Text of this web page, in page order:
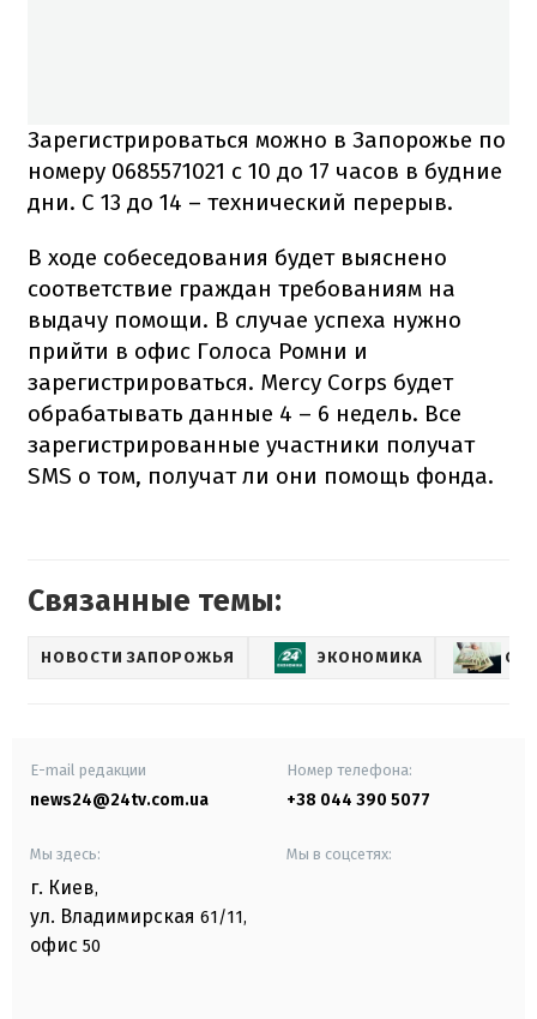
Зарегистрироваться можно в Запорожье по
номеру 0685571021 с 10 до 17 часов в будние
дни. С 13 до 14 – технический перерыв.
В ходе собеседования будет выяснено
соответствие граждан требованиям на
выдачу помощи. В случае успеха нужно
прийти в офис Голоса Ромни и
зарегистрироваться. Mercy Corps будет
обрабатывать данные 4 – 6 недель. Все
зарегистрированные участники получат
SMS о том, получат ли они помощь фонда.
Связанные темы:
НОВОСТИ ЗАПОРОЖЬЯ ЭКОНОМИКА
E-mail редакции
news24@24tv.com.ua
Номер телефона:
+38 044 390 5077
Мы здесь:
г. Киев,
ул. Владимирская 61/11,
офис 50
Мы в соцсетях: